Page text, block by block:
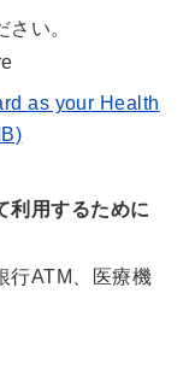
い。
as your Health
利用するために
行ATM、医療機